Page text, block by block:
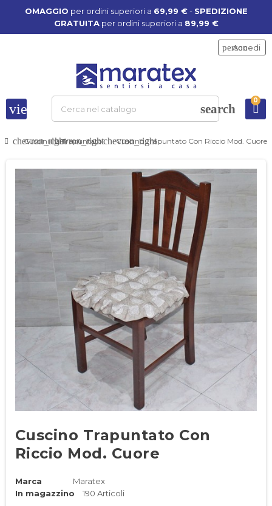
OMAGGIO per ordini superiori a 69,99 €- SPEDIZIONE
GRATUITAper ordini superiori a 89,99 €
view_headline search
person
Accedi
0
chevron_right
Cuscinichevron_right
Trapuntatochevron_right
Cuscino Trapuntato Con Riccio Mod. Cuore
Cuscino Trapuntato Con
Riccio Mod. Cuore
Marca
Maratex
In magazzino
190 Articoli